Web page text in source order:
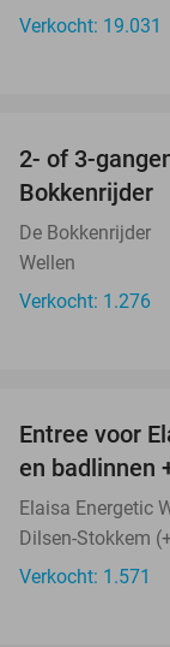
Verkocht: 19.031
2- of 3-
Bokkenrijder
De Bokkenrijder
Wellen
Verkocht: 1.276
Entree voor
en badlinnen
Elaisa Energetic
Dilsen-Stokkem
Verkocht: 1.571